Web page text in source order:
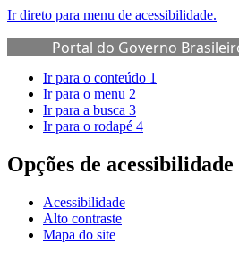
Ir direto para menu de acessibilidade.
Portal do Governo
de Governo
Ir para o conteúdo 1
Ir para o menu 2
Ir para a busca 3
Ir para o rodapé 4
Opções de acessibilidade
Acessibilidade
Alto contraste
Mapa do site